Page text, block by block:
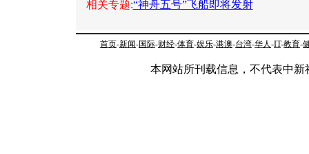
相关专题:“神舟五号”飞船即将发射
首页-新闻-国际-财经-体育-娱乐-港澳-台湾-华人-IT-教育-
本网站所刊载信息，不代表中